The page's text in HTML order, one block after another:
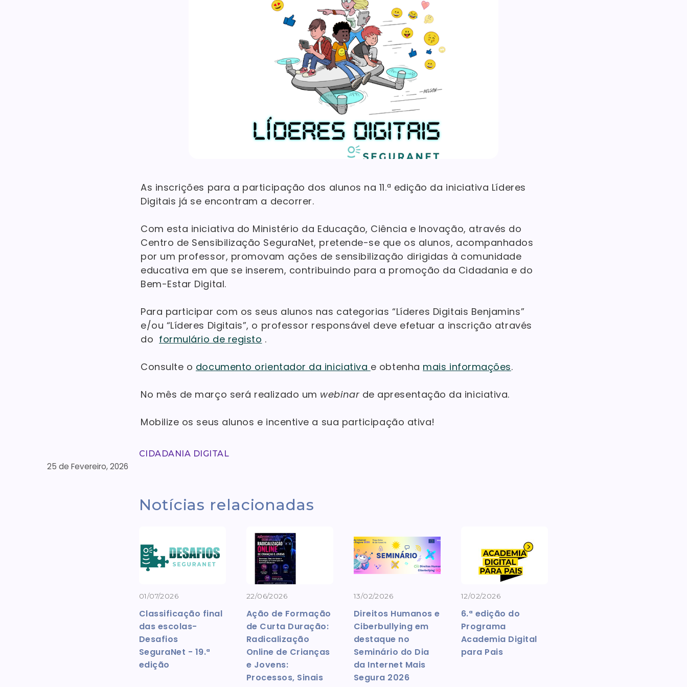
As inscrições para a participação dos alunos na 11.ª edição da iniciativa Líderes
Digitais já se encontram a decorrer.
Com esta iniciativa do Ministério da Educação, Ciência e Inovação, através do
Centro de Sensibilização SeguraNet, pretende-se que os alunos, acompanhados
por um professor, promovam ações de sensibilização dirigidas à comunidade
educativa em que se inserem, contribuindo para a promoção da Cidadania e do
Bem-Estar Digital.
Para participar com os seus alunos nas categorias “Líderes Digitais Benjamins”
e/ou “Líderes Digitais”, o professor responsável deve efetuar a inscrição através
do formulário de registo .
Consulte o documento orientador da iniciativa e obtenha mais informações.
No mês de março será realizado um webinar de apresentação da iniciativa.
Mobilize os seus alunos e incentive a sua participação ativa!
CIDADANIA DIGITAL
25 de Fevereiro, 2026
Notícias relacionadas
01/07/2026
Classificação final
das escolas-
Desafios
SeguraNet - 19.ª
edição
22/06/2026
Ação de Formação
de Curta Duração:
Radicalização
Online de Crianças
e Jovens:
Processos, Sinais
13/02/2026
Direitos Humanos e
Ciberbullying em
destaque no
Seminário do Dia
da Internet Mais
Segura 2026
12/02/2026
6.ª edição do
Programa
Academia Digital
para Pais